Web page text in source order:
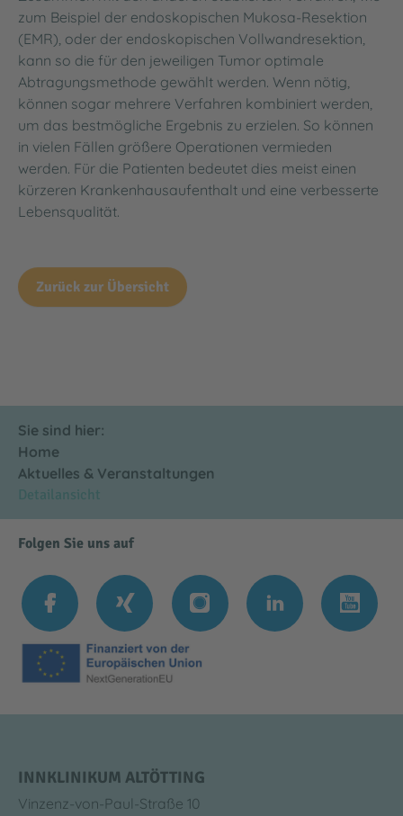
zum Beispiel der endoskopischen Mukosa-Resektion
(EMR), oder der endoskopischen Vollwandresektion,
kann so die für den jeweiligen Tumor optimale
Abtragungsmethode gewählt werden. Wenn nötig,
können sogar mehrere Verfahren kombiniert werden,
um das bestmögliche Ergebnis zu erzielen. So können
in vielen Fällen größere Operationen vermieden
werden. Für die Patienten bedeutet dies meist einen
kürzeren Krankenhausaufenthalt und eine verbesserte
Lebensqualität.
Zurück zur Übersicht
Sie sind hier:
Home
Aktuelles & Veranstaltungen
Detailansicht
Folgen Sie uns auf
INNKLINIKUM ALTÖTTING
Vinzenz-von-Paul-Straße 10